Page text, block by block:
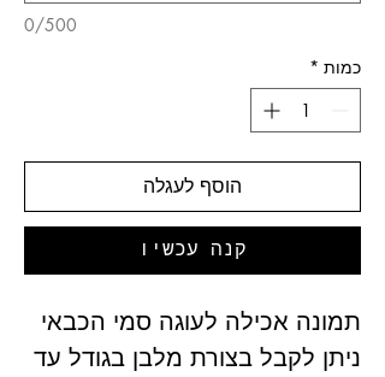
0/500
כמות *
הוסף לעגלה
קנה עכשיו
תמונה אכילה לעוגה סמי הכבאי
ניתן לקבל בצורת מלבן בגודל עד